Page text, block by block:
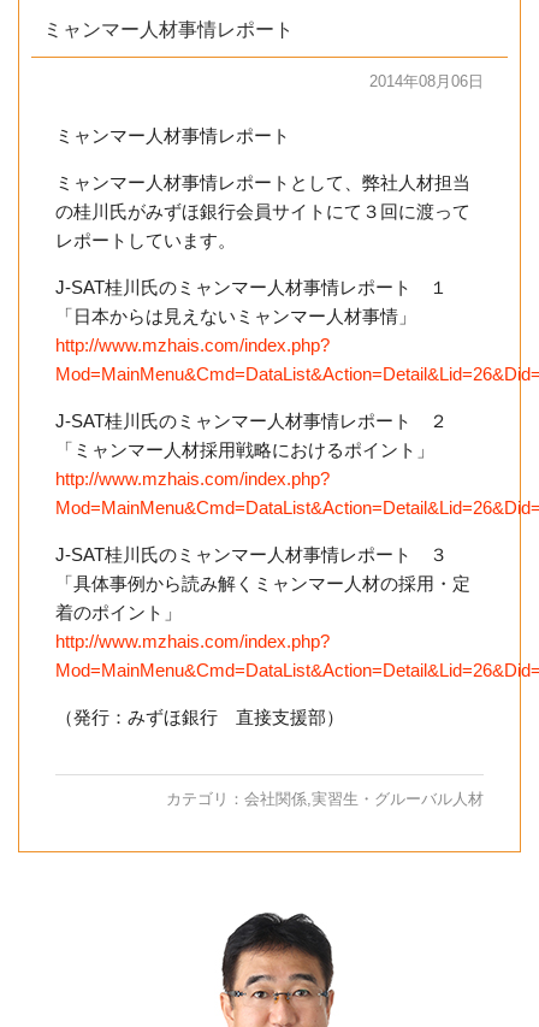
ミャンマー人材事情レポート
2014年08月06日
ミャンマー人材事情レポート
ミャンマー人材事情レポートとして、弊社人材担当
の桂川氏がみずほ銀行会員サイトにて３回に渡って
レポートしています。
J-SAT桂川氏のミャンマー人材事情レポート １
「日本からは見えないミャンマー人材事情」
http://www.mzhais.com/index.php?
J-SAT桂川氏のミャンマー人材事情レポート ２
「ミャンマー人材採用戦略におけるポイント」
http://www.mzhais.com/index.php?
J-SAT桂川氏のミャンマー人材事情レポート ３
「具体事例から読み解くミャンマー人材の採用・定
着のポイント」
http://www.mzhais.com/index.php?
（発行：みずほ銀行 直接支援部）
カテゴリ： 会社関係 実習生・グルーバル人材